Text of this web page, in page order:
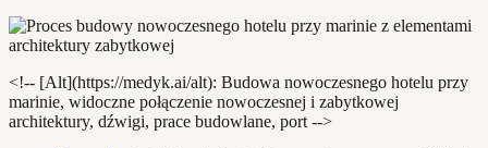
<!-- [Alt](https://medyk.ai/alt): Budowa nowoczesnego hotelu przy
marinie, widoczne połączenie nowoczesnej i zabytkowej
architektury, dźwigi, prace budowlane, port -->